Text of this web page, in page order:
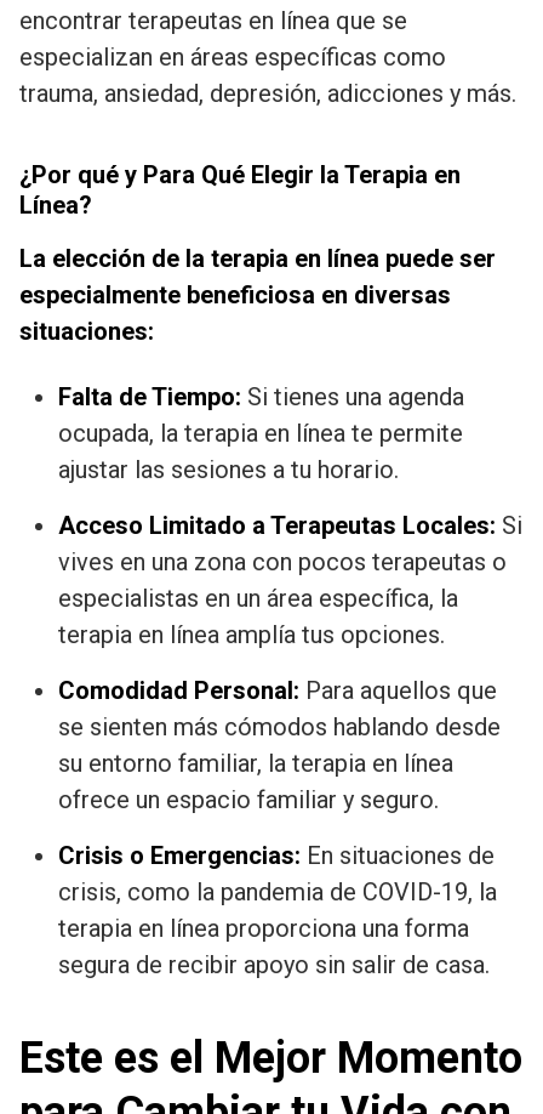
encontrar terapeutas en línea que se
especializan en áreas específicas como
trauma, ansiedad, depresión, adicciones y más.
¿Por qué y Para Qué Elegir la Terapia en
Línea?
La elección de la terapia en línea puede ser
especialmente beneficiosa en diversas
situaciones:
Falta de Tiempo: Si tienes una agenda
ocupada, la terapia en línea te permite
ajustar las sesiones a tu horario.
Acceso Limitado a Terapeutas Locales: Si
vives en una zona con pocos terapeutas o
especialistas en un área específica, la
terapia en línea amplía tus opciones.
Comodidad Personal: Para aquellos que
se sienten más cómodos hablando desde
su entorno familiar, la terapia en línea
ofrece un espacio familiar y seguro.
Crisis o Emergencias: En situaciones de
crisis, como la pandemia de COVID-19, la
terapia en línea proporciona una forma
segura de recibir apoyo sin salir de casa.
Este es el Mejor Momento